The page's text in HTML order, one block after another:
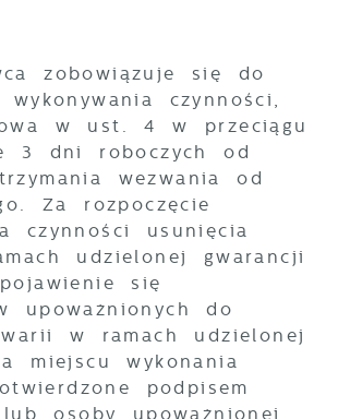
zobowiązuje się do
wykonywania czynności,
w ust. 4 w przeciągu
3 dni roboczych od
wezwania od
Za rozpoczęcie
czynności usunięcia
udzielonej gwarancji
się
upoważnionych do
w ramach udzielonej
miejscu wykonania
podpisem
lub osoby upoważnionej